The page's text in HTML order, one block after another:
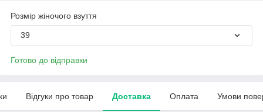
Розмір жіночого взуття
39
Готово до відправки
Відгуки про товар Доставка Оплата Умови